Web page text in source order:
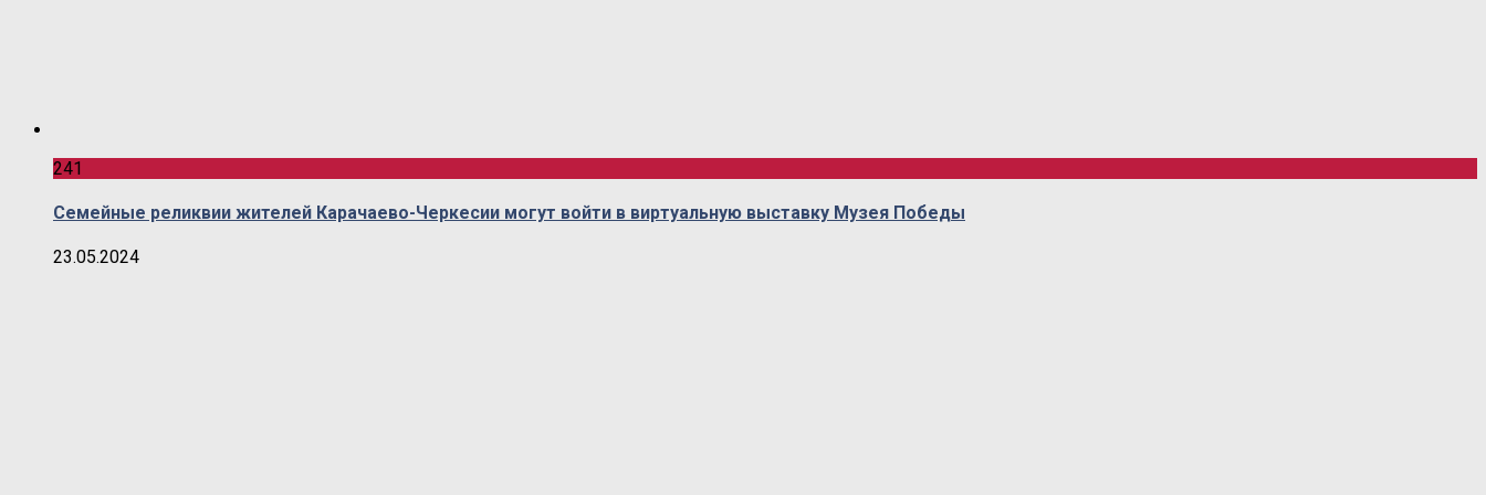
241
Семейные реликвии жителей Карачаево-Черкесии могут войти в виртуальную выставку Музея Победы
23.05.2024